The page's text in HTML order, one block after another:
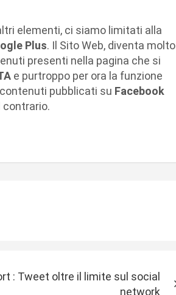
elementi, ci siamo limitati alla
Plus. Il Sito Web, diventa molto
presenti nella pagina che si
e purtroppo per ora la funzione
pubblicati su Facebook
contrario.
: Tweet oltre il limite sul social
network